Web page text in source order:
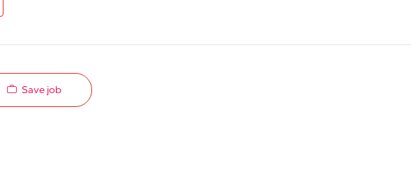
Save job